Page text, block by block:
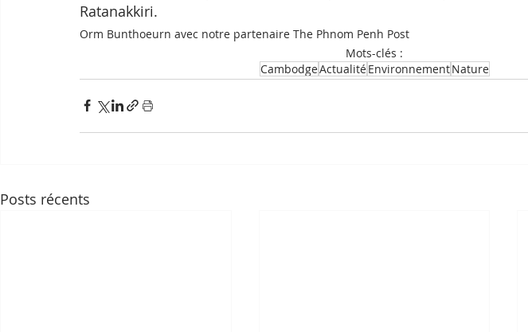
Ratanakkiri.
Orm Bunthoeurn avec notre partenaire The Phnom Penh Post
Mots-clés :
CambodgeActualitéEnvironnementNature
Posts récents